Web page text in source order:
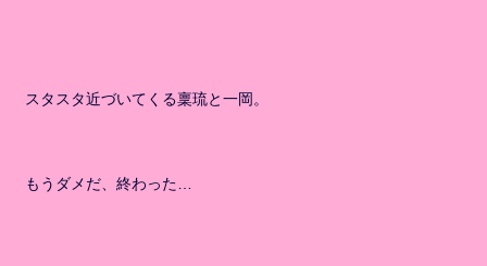
スタスタ近づいてくる稟琉と一岡。
もうダメだ、終わった…